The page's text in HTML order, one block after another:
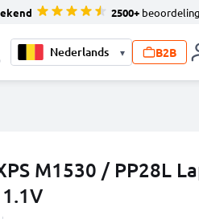
2500+
▾ B2B
M1530 / PP28L